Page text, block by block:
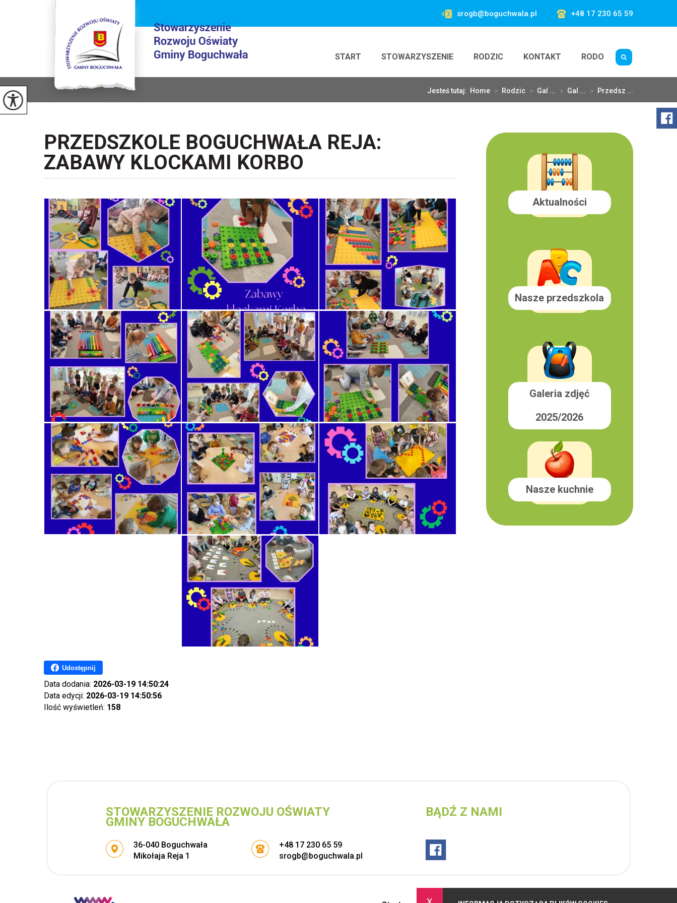
srogb@boguchwala.pl +48 17 230 65 59
START STOWARZYSZENIE RODZIC KONTAKT RODO
Jesteś tutaj: Home > Rodzic > Gal ... > Gal ... > Przedsz ...
PRZEDSZKOLE BOGUCHWAŁA REJA:
ZABAWY KLOCKAMI KORBO
Udostępnij
Data dodania: 2026-03-19 14:50:24
Data edycji: 2026-03-19 14:50:56
Ilość wyświetleń: 158
Aktualności
Nasze przedszkola
Galeria zdjęć
2025/2026
Nasze kuchnie
STOWARZYSZENIE ROZWOJU OŚWIATY
GMINY BOGUCHWAŁA
Adres pocztowy:
36-040 Boguchwała
Mikołaja Reja 1
+48 17 230 65 59
srogb@boguchwala.pl
BĄDŹ Z NAMI